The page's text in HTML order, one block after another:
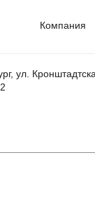
Компания
ул.